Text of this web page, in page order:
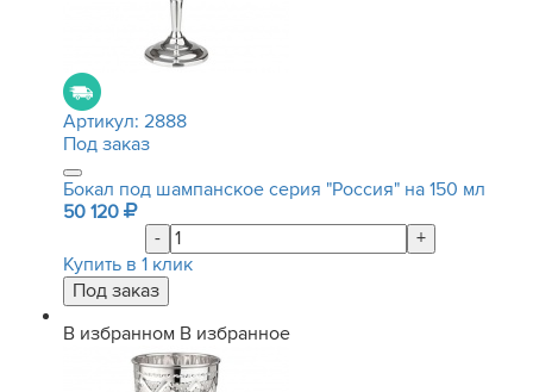
Артикул: 2888
Под заказ
Бокал под шампанское серия "Россия" на 150 мл
50 120
-
+
Купить в 1 клик
В избранном В избранное